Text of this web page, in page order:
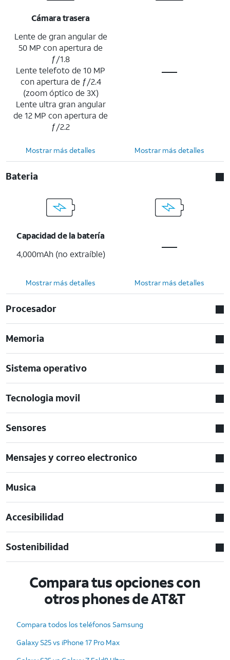
Cámara trasera
Lente de gran angular de
50 MP con apertura de
ƒ/1.8
Lente telefoto de 10 MP
con apertura de ƒ/2.4
(zoom óptico de 3X)
Lente ultra gran angular
de 12 MP con apertura de
ƒ/2.2
Mostrar más detalles Mostrar más detalles
Bateria
Capacidad de la batería
4,000mAh (no extraíble)
Mostrar más detalles Mostrar más detalles
Procesador
Memoria
Sistema operativo
Tecnologia movil
Sensores
Mensajes y correo electronico
Musica
Accesibilidad
Sostenibilidad
Compara tus opciones con
otros phones de AT&T
Compara todos los teléfonos Samsung
Galaxy S25 vs iPhone 17 Pro Max